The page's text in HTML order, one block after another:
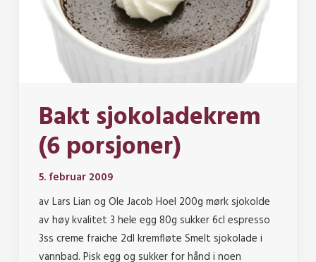
Bakt sjokoladekrem
(6 porsjoner)
5. februar 2009
av Lars Lian og Ole Jacob Hoel 200g mørk sjokolde
av høy kvalitet 3 hele egg 80g sukker 6cl espresso
3ss creme fraiche 2dl kremfløte Smelt sjokolade i
vannbad. Pisk egg og sukker for hånd i noen